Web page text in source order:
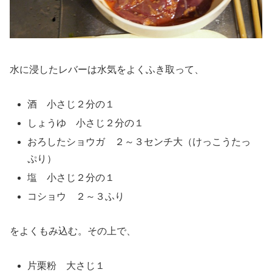
水に浸したレバーは水気をよくふき取って、
酒 小さじ２分の１
しょうゆ 小さじ２分の１
おろしたショウガ ２～３センチ大（けっこうたっ
ぷり）
塩 小さじ２分の１
コショウ ２～３ふり
をよくもみ込む。その上で、
片栗粉 大さじ１